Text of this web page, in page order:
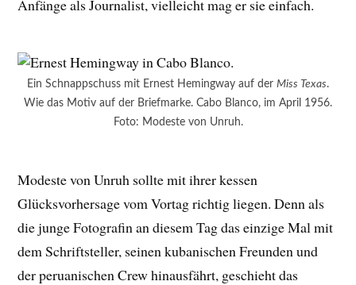
Anfänge als Journalist, vielleicht mag er sie einfach.
Ein Schnappschuss mit Ernest Hemingway auf der Miss Texas.
Wie das Motiv auf der Briefmarke. Cabo Blanco, im April 1956.
Foto: Modeste von Unruh.
Modeste von Unruh sollte mit ihrer kessen
Glücksvorhersage vom Vortag richtig liegen. Denn als
die junge Fotografin an diesem Tag das einzige Mal mit
dem Schriftsteller, seinen kubanischen Freunden und
der peruanischen Crew hinausfährt, geschieht das